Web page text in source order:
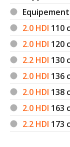
2.0 HDI 110
2.0 HDI 120
2.2 HDI 130
2.0 HDI 136
2.0 HDI 138
2.0 HDI 163
2.2 HDI 173